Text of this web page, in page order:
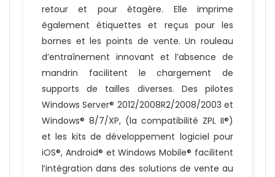
retour et pour étagère. Elle imprime
également étiquettes et reçus pour les
bornes et les points de vente. Un rouleau
d’entraînement innovant et l’absence de
mandrin facilitent le chargement de
supports de tailles diverses. Des pilotes
Windows Server® 2012/2008R2/2008/2003 et
Windows® 8/7/XP, (la compatibilité ZPL II®)
et les kits de développement logiciel pour
iOS®, Android® et Windows Mobile® facilitent
l’intégration dans des solutions de vente au